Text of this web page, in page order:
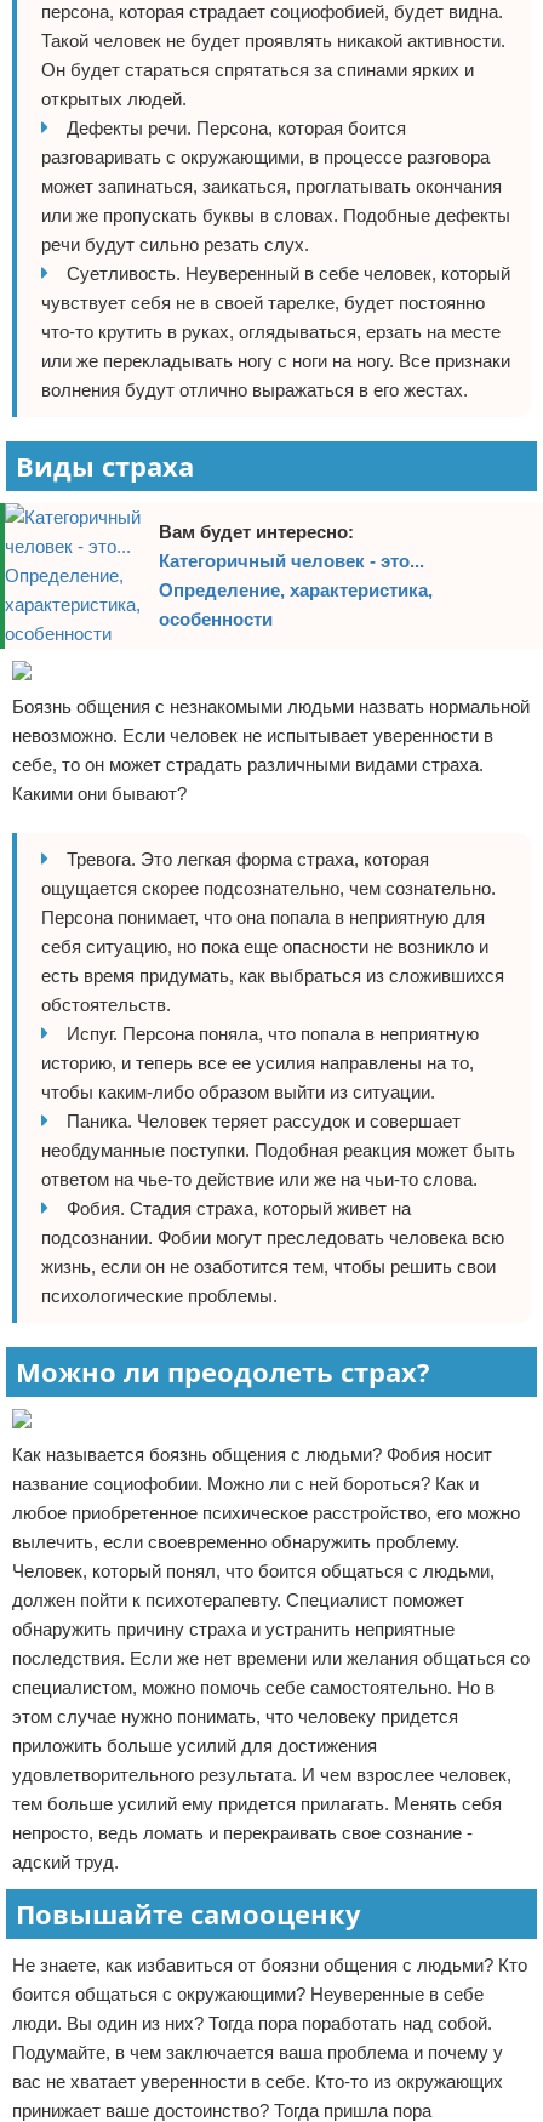
персона, которая страдает социофобией, будет видна.
Такой человек не будет проявлять никакой активности.
Он будет стараться спрятаться за спинами ярких и
открытых людей.
Дефекты речи. Персона, которая боится
разговаривать с окружающими, в процессе разговора
может запинаться, заикаться, проглатывать окончания
или же пропускать буквы в словах. Подобные дефекты
речи будут сильно резать слух.
Суетливость. Неуверенный в себе человек, который
чувствует себя не в своей тарелке, будет постоянно
что-то крутить в руках, оглядываться, ерзать на месте
или же перекладывать ногу с ноги на ногу. Все признаки
волнения будут отлично выражаться в его жестах.
Виды страха
Вам будет интересно:
Категоричный человек - это...
Определение, характеристика,
особенности
Боязнь общения с незнакомыми людьми назвать нормальной
невозможно. Если человек не испытывает уверенности в
себе, то он может страдать различными видами страха.
Какими они бывают?
Тревога. Это легкая форма страха, которая
ощущается скорее подсознательно, чем сознательно.
Персона понимает, что она попала в неприятную для
себя ситуацию, но пока еще опасности не возникло и
есть время придумать, как выбраться из сложившихся
обстоятельств.
Испуг. Персона поняла, что попала в неприятную
историю, и теперь все ее усилия направлены на то,
чтобы каким-либо образом выйти из ситуации.
Паника. Человек теряет рассудок и совершает
необдуманные поступки. Подобная реакция может быть
ответом на чье-то действие или же на чьи-то слова.
Фобия. Стадия страха, который живет на
подсознании. Фобии могут преследовать человека всю
жизнь, если он не озаботится тем, чтобы решить свои
психологические проблемы.
Можно ли преодолеть страх?
Как называется боязнь общения с людьми? Фобия носит
название социофобии. Можно ли с ней бороться? Как и
любое приобретенное психическое расстройство, его можно
вылечить, если своевременно обнаружить проблему.
Человек, который понял, что боится общаться с людьми,
должен пойти к психотерапевту. Специалист поможет
обнаружить причину страха и устранить неприятные
последствия. Если же нет времени или желания общаться со
специалистом, можно помочь себе самостоятельно. Но в
этом случае нужно понимать, что человеку придется
приложить больше усилий для достижения
удовлетворительного результата. И чем взрослее человек,
тем больше усилий ему придется прилагать. Менять себя
непросто, ведь ломать и перекраивать свое сознание -
адский труд.
Повышайте самооценку
Не знаете, как избавиться от боязни общения с людьми? Кто
боится общаться с окружающими? Неуверенные в себе
люди. Вы один из них? Тогда пора поработать над собой.
Подумайте, в чем заключается ваша проблема и почему у
вас не хватает уверенности в себе. Кто-то из окружающих
принижает ваше достоинство? Тогда пришла пора